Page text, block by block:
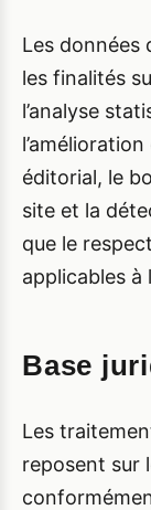
Les données
les finalités
l’analyse
éditorial, le
site et la
que le
applicables à
Base
Les
reposent sur